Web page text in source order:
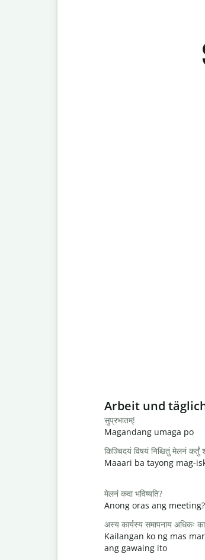
Slide 1 of 6
Arbeit und
सुप्रभातम्!
Magandang umaga po
किञ्चिदयं विषयं निश्चितुं मेलनं कर्तुं
Maaari ba tayong mag-
मेलनं कदा भविष्यति?
Anong oras ang meeting?
अस्य कार्यस्य समापनाय अधिकः
Kailangan ko ng mas
ang gawaing ito